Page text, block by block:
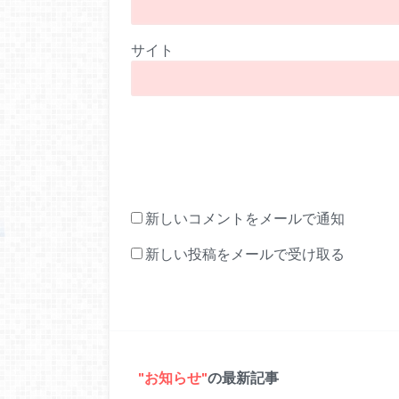
サイト
新しいコメントをメールで通知
新しい投稿をメールで受け取る
お知らせ の最新記事